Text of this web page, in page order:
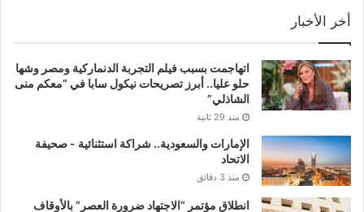
أخر الأخبار
اتهاجمت بسبب فيلم التجربة الدنماركية ومصر وشها
حلو عليا.. أبرز تصريحات نيكول سابا في “معكم منى
الشاذلي”
منذ 29 ثانية
الإمارات والسعودية.. شراكة استثنائية - صحيفة
الاتحاد
منذ 3 دقائق
انطلاق مؤتمر “الاجتهاد ضرورة العصر” بالأوقاف